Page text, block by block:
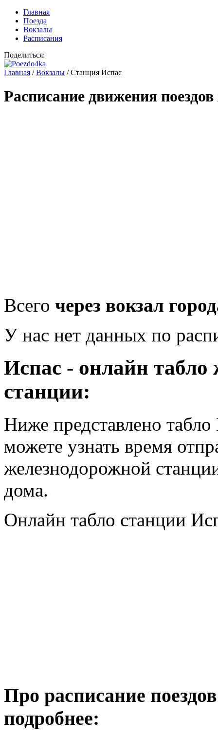
Главная
Поезда
Вокзалы
Расписания
Поделиться:
Главная /Вокзалы /Станция Испас
Расписание движения
Всего через вокзал
У нас нет данных по
Испас - онлайн табло
станции:
Ниже представлено
можете узнать время
железнодорожной
дома.
Онлайн табло станции
Про расписание
подробнее: